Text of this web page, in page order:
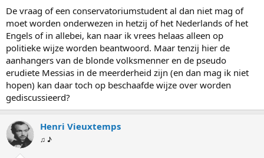
t
e
r
m
De vraag of een conservatoriumstudent al dan niet mag of
moet worden onderwezen in hetzij of het Nederlands of het
Engels of in allebei, kan naar ik vrees helaas alleen op
politieke wijze worden beantwoord. Maar tenzij hier de
aanhangers van de blonde volksmenner en de pseudo
erudiete Messias in de meerderheid zijn (en dan mag ik niet
hopen) kan daar toch op beschaafde wijze over worden
gediscussieerd?
Henri Vieuxtemps
♫ ♪